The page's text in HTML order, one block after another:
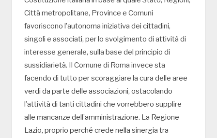
Città metropolitane, Province e Comuni
favoriscono l’autonoma iniziativa dei cittadini,
singoli e associati, per lo svolgimento di attività di
interesse generale, sulla base del principio di
sussidiarietà. Il Comune di Roma invece sta
facendo di tutto per scoraggiare la cura delle aree
verdi da parte delle associazioni, ostacolando
l’attività di tanti cittadini che vorrebbero supplire
alle mancanze dell’amministrazione. La Regione
Lazio, proprio perché crede nella sinergia tra